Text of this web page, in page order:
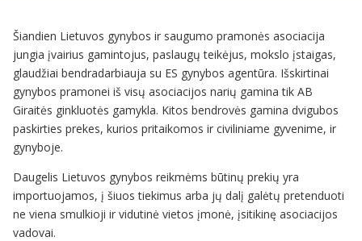
Šiandien Lietuvos gynybos ir saugumo pramonės asociacija
jungia įvairius gamintojus, paslaugų teikėjus, mokslo įstaigas,
glaudžiai bendradarbiauja su ES gynybos agentūra. Išskirtinai
gynybos pramonei iš visų asociacijos narių gamina tik AB
Giraitės ginkluotės gamykla. Kitos bendrovės gamina dvigubos
paskirties prekes, kurios pritaikomos ir civiliniame gyvenime, ir
gynyboje.
Daugelis Lietuvos gynybos reikmėms būtinų prekių yra
importuojamos, į šiuos tiekimus arba jų dalį galėtų pretenduoti
ne viena smulkioji ir vidutinė vietos įmonė, įsitikinę asociacijos
vadovai.